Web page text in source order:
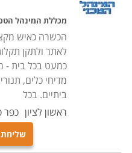
האחריות עבורו, נשאלת
תהליכים משונים עוברים
מצד אחד הם הופכים עם
גם נהיים משוכללים יותר,
קורס טכנאי מכשירי
לפתור את הדילמה
פעמים רבות היא החכמה
כיום מערך התיקונים
מכללת המינהל
הכשרה כאיש
לאתר ולתקן
כמעט בכל בית -
מדיחי כלים,
ביתיים. בכל
ראשון לציון כפר
שליחת